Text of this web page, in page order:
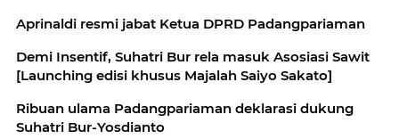
Aprinaldi resmi jabat Ketua DPRD Padangpariaman
Demi Insentif, Suhatri Bur rela masuk Asosiasi Sawit
[Launching edisi khusus Majalah Saiyo Sakato]
Ribuan ulama Padangpariaman deklarasi dukung
Suhatri Bur-Yosdianto